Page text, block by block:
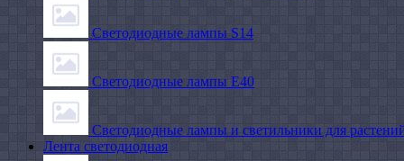
Светодиодные лампы S14
Светодиодные лампы Е40
Светодиодные лампы и светильники для
Лента светодиодная